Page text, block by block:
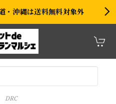
・沖縄は送料無料対象外
DRC